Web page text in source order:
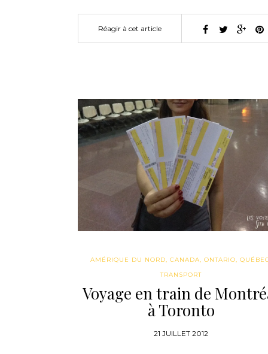
Réagir à cet article
AMÉRIQUE DU NORD, CANADA, ONTARIO,
TRANSPORT
Voyage en train de
à Toronto
21 JUILLET 2012